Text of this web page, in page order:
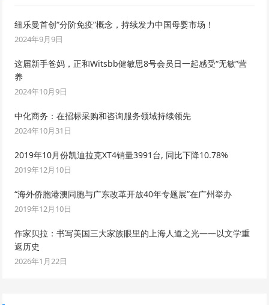
纽乐曼首创“分阶免疫”概念，持续发力中国母婴市场！
2024年9月9日
这届新手爸妈，正和Witsbb健敏思8号会员日一起感受“无敏”营
养
2024年10月9日
中化商务：在招标采购和咨询服务领域持续领先
2024年10月31日
2019年10月份凯迪拉克XT4销量3991台, 同比下降10.78%
2019年12月10日
“海外侨胞港澳同胞与广东改革开放40年专题展”在广州举办
2019年12月10日
作家贝拉：书写美国三大家族眼里的上海人道之光——以文学重
返历史
2026年1月22日